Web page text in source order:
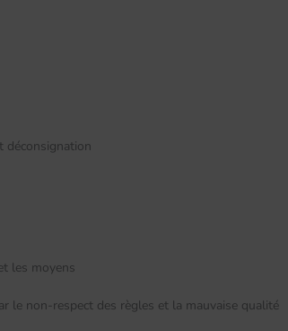
déconsignation
les moyens
le non-respect des règles et la mauvaise qualité